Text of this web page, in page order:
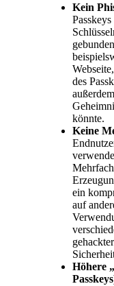
Kein
des
könnte.
Keine
ein
auf
Höhere